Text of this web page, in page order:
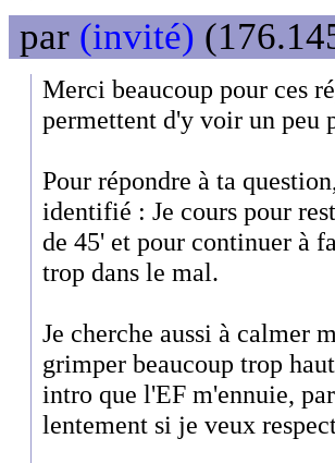
par (invité)
Merci beaucoup pour ces
permettent d'y voir un peu
Pour répondre à ta
identifié : Je cours pour
de 45' et pour continuer à
trop dans le mal.
Je cherche aussi à calmer
grimper beaucoup trop
intro que l'EF m'ennuie,
lentement si je veux